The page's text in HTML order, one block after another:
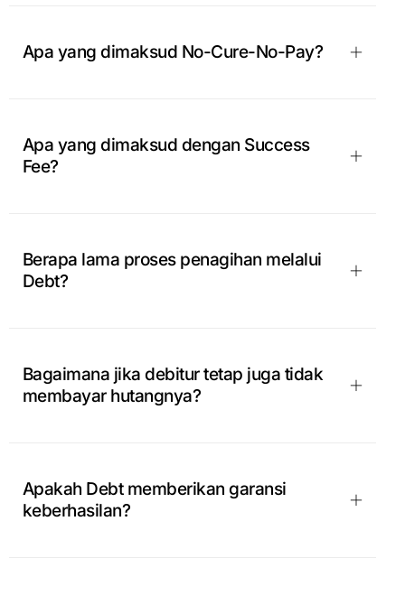
Apa yang dimaksud No-Cure-No-Pay?
Apa yang dimaksud dengan Success
Fee?
Berapa lama proses penagihan melalui
Debt?
Bagaimana jika debitur tetap juga tidak
membayar hutangnya?
Apakah Debt memberikan garansi
keberhasilan?